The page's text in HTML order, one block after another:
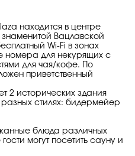
находится в центре
знаменитой Вацлавской
Wi-Fi в зонах
номера для некурящих с
для чая/кофе. По
приветственный
2 исторических здания
стилях: бидермейер
блюда различных
могут посетить сауну и